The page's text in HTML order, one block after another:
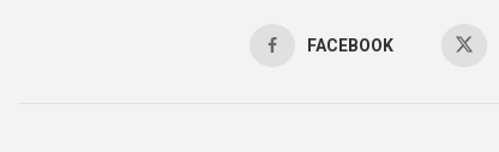
FACEBOOK